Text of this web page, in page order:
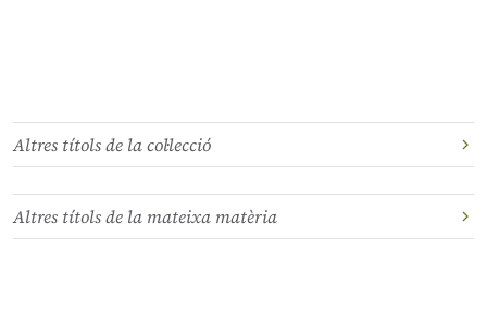
Altres títols de la col·lecció
Altres títols de la mateixa matèria